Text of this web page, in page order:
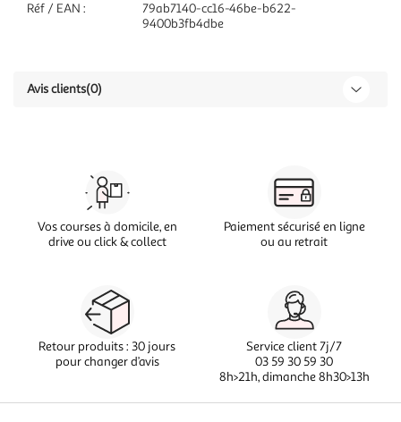
Réf / EAN :
79ab7140-cc16-46be-b622-
9400b3fb4dbe
Avis clients(0)
Vos courses à domicile, en
drive ou click & collect
Paiement sécurisé en ligne
ou au retrait
Retour produits : 30 jours
pour changer d’avis
Service client 7j/7
03 59 30 59 30
8h>21h, dimanche 8h30>13h